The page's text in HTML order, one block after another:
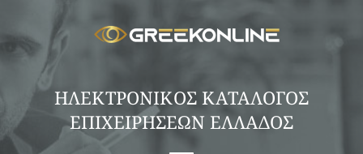
ΗΛΕΚΤΡΟΝΙΚΟΣ ΚΑΤΑΛΟΓΟΣ
ΕΠΙΧΕΙΡΗΣΕΩΝ ΕΛΛΑΔΟΣ